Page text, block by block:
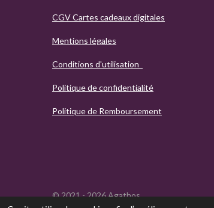
CGV Cartes cadeaux digitales
Mentions légales
Conditions d'utilisation
Politique de confidentialité
Politique de Remboursement
© 2021 - 2026 Agathos